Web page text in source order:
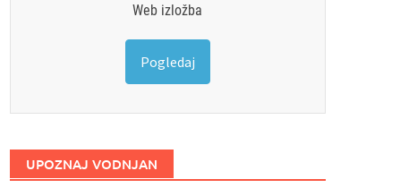
Web izložba
Pogledaj
UPOZNAJ VODNJAN